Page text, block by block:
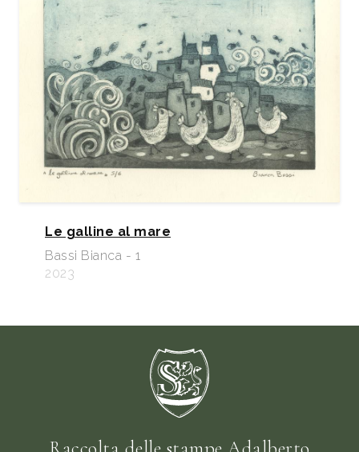
Le galline al mare
Bassi Bianca - 1
2023